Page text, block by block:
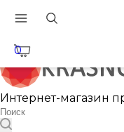
0
Интернет-магазин